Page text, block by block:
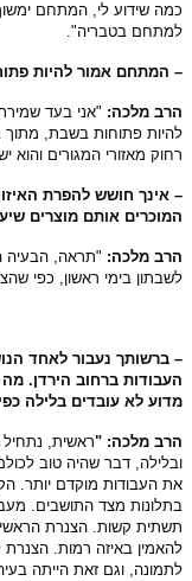
שידוע לי, המתחם ימשוך
בטבריה".
המתחם אמור להיות פתוח
מלכה:"אני בעד שמירת
פתוחות בשבת, מתוך
מאזורי המגורים והוא
אינך חושש להפרת האיזון
אותם מוצרים
מלכה:"תראה, הבעיה
בימי ראשון, כפי שהציע
ברשותך נעבור לאחד
ברחוב הירדן. מה
לא עובדים בלילה כפי
מלכה: "ראשית, נתחיל
דבר שהיה טוב לכולם
העבודות מוקדם יותר.
מצד התושבים. מעבר
קשות. הצנרת הראשית
באיזה רמות. הצנרת
וגם זאת הייתה